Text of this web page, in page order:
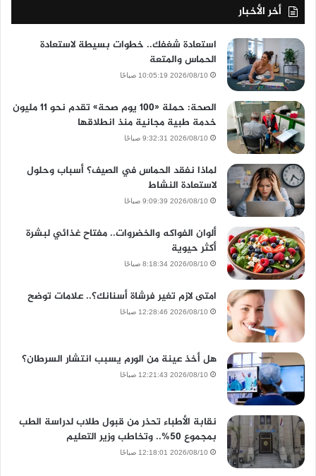
أخر الأخبار
استعادة شغفك.. خطوات بسيطة لاستعادة
الحماس والمتعة
2026/08/10 10:05:19 صباحًا
الصحة: حملة «100 يوم صحة» تقدم نحو 11 مليون
خدمة طبية مجانية منذ انطلاقها
2026/08/10 9:32:31 صباحًا
لماذا نفقد الحماس في الصيف؟ أسباب وحلول
لاستعادة النشاط
2026/08/10 9:09:39 صباحًا
ألوان الفواكه والخضروات.. مفتاح غذائي لبشرة
أكثر حيوية
2026/08/10 8:18:34 صباحًا
امتى لازم تغير فرشاة أسنانك؟.. علامات توضح
2026/08/10 12:28:46 صباحًا
هل أخذ عينة من الورم يسبب انتشار السرطان؟
2026/08/10 12:21:43 صباحًا
نقابة الأطباء تحذر من قبول طلاب لدراسة الطب
بمجموع 50%.. وتخاطب وزير التعليم
2026/08/10 12:18:01 صباحًا